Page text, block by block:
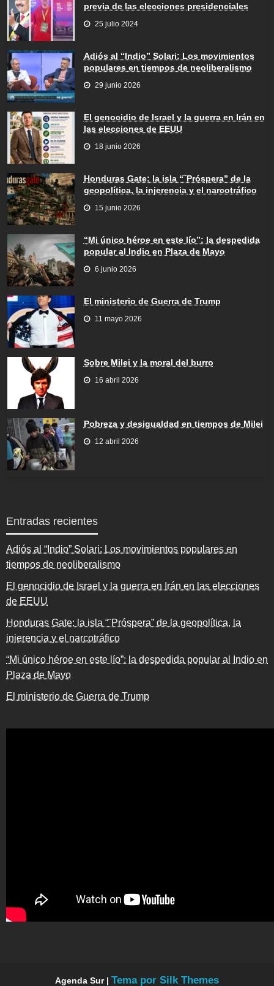
previa de las elecciones presidenciales
25 julio 2024
Adiós al “Indio” Solari: Los movimientos
populares en tiempos de neoliberalismo
29 junio 2026
El genocidio de Israel y la guerra en Irán en
las elecciones de EEUU
18 junio 2026
Honduras Gate: la isla “¨Próspera” de la
geopolítica, la injerencia y el narcotráfico
15 junio 2026
“Mi único héroe en este lío”: la despedida
popular al Indio en Plaza de Mayo
6 junio 2026
El ministerio de Guerra de Trump
11 mayo 2026
Sobre Milei y la moral del burro
16 abril 2026
Pobreza y desigualdad en tiempos de Milei
12 abril 2026
Entradas recientes
Adiós al “Indio” Solari: Los movimientos populares en
tiempos de neoliberalismo
El genocidio de Israel y la guerra en Irán en las elecciones
de EEUU
Honduras Gate: la isla “¨Próspera” de la geopolítica, la
injerencia y el narcotráfico
“Mi único héroe en este lío”: la despedida popular al Indio en
Plaza de Mayo
El ministerio de Guerra de Trump
Agenda Sur | Tema por Silk Themes